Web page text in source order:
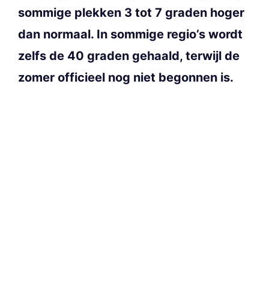
sommige plekken 3 tot 7 graden hoger
dan normaal. In sommige regio’s wordt
zelfs de 40 graden gehaald, terwijl de
zomer officieel nog niet begonnen is.